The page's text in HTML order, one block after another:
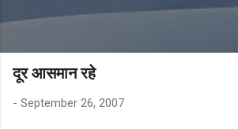
दूर आसमान रहे
- September 26, 2007